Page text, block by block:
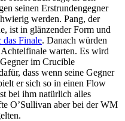
seinen Erstrundengegner
werden. Pang, der
ist in glänzender Form und
das Finale. Danach würden
warten. Es wird
im Crucible
dass wenn seine Gegner
er sich so in einen Flow
bei ihm natürlich alles
O’Sullivan aber bei der WM